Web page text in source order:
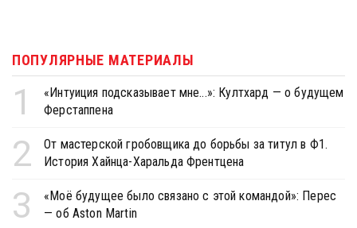
ПОПУЛЯРНЫЕ МАТЕРИАЛЫ
1
«Интуиция подсказывает мне...»: Култхард — о будущем
Ферстаппена
2
От мастерской гробовщика до борьбы за титул в Ф1.
История Хайнца-Харальда Френтцена
3
«Моё будущее было связано с этой командой»: Перес
— об Aston Martin